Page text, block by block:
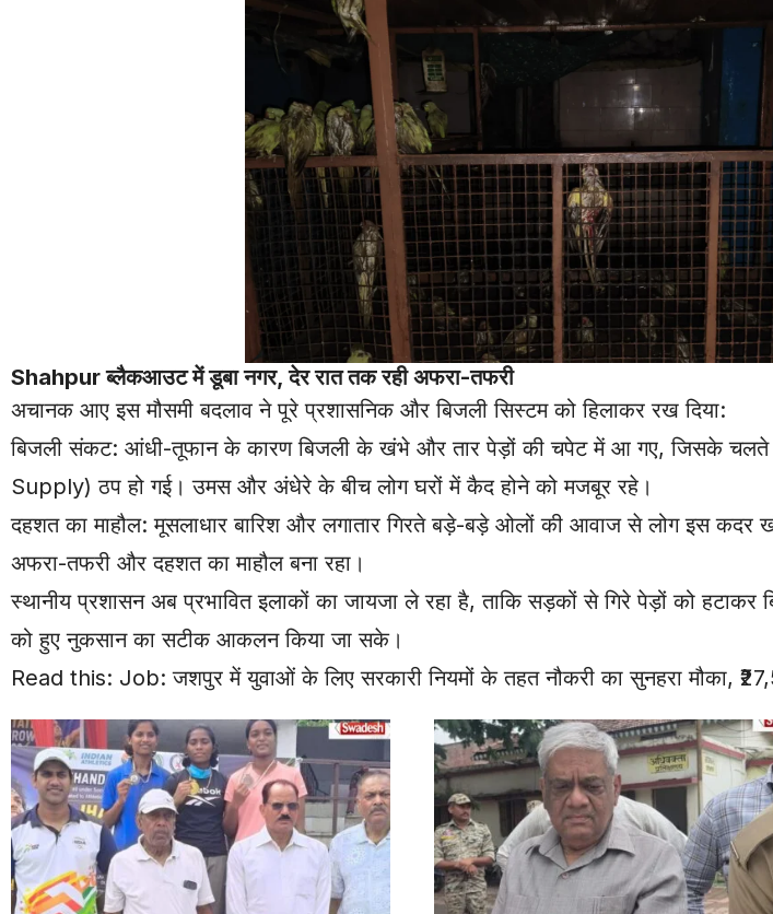
Shahpurब्लैकआउट में डूबा नगर, देर रात तक रही अफरा-तफरी
अचानक आए इस मौसमी बदलाव ने पूरे प्रशासनिक और बिजली सिस्टम को हिलाकर रख दिया:
बिजली संकट: आंधी-तूफान के कारण बिजली के खंभे और तार पेड़ों की चपेट में आ गए, जिसके चलते
Supply) ठप हो गई। उमस और अंधेरे के बीच लोग घरों में कैद होने को मजबूर रहे।
दहशत का माहौल: मूसलाधार बारिश और लगातार गिरते बड़े-बड़े ओलों की आवाज से लोग इस कदर
अफरा-तफरी और दहशत का माहौल बना रहा।
स्थानीय प्रशासन अब प्रभावित इलाकों का जायजा ले रहा है, ताकि सड़कों से गिरे पेड़ों को
को हुए नुकसान का सटीक आकलन किया जा सके।
Read this: Job: जशपुर में युवाओं के लिए सरकारी नियमों के तहत नौकरी का सुनहरा मौका,